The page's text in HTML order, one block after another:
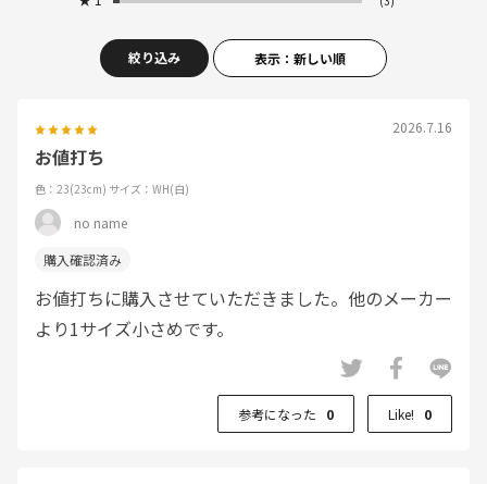
絞り込み 表示：新しい順
2026.7.16
お値打ち
色：23(23cm) サイズ：WH(白)
no name
お値打ちに購入させていただきました。他のメーカー
より1サイズ小さめです。
参考になった 0 Like! 0